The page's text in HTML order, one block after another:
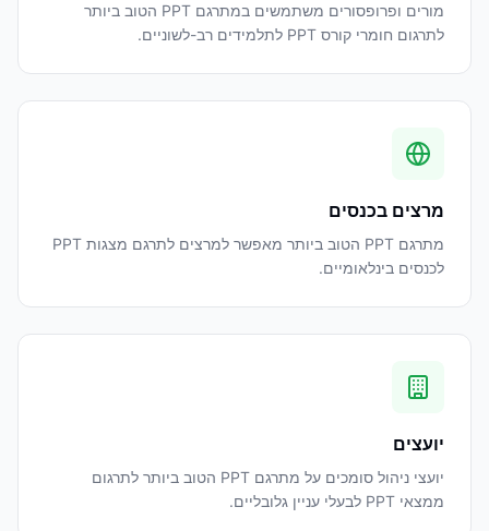
מורים ופרופסורים משתמשים במתרגם PPT הטוב ביותר
לתרגום חומרי קורס PPT לתלמידים רב-לשוניים.
מרצים בכנסים
מתרגם PPT הטוב ביותר מאפשר למרצים לתרגם מצגות PPT
לכנסים בינלאומיים.
יועצים
יועצי ניהול סומכים על מתרגם PPT הטוב ביותר לתרגום
ממצאי PPT לבעלי עניין גלובליים.